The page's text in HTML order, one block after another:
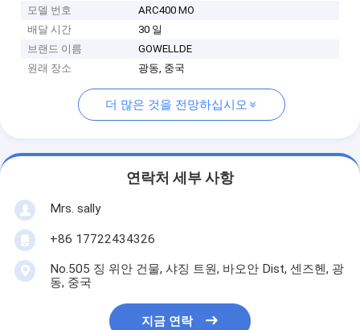
모델 번호
ARC400 MO
배달 시간
30 일
브랜드 이름
GOWELLDE
원래 장소
광동, 중국
더 많은 것을 전망하십시오
연락처 세부 사항
Mrs. sally
+86 17722434326
No.505 징 위안 건물, 샤징 트원, 바오안 Dist, 센즈헨, 광
동, 중국
지금 연락